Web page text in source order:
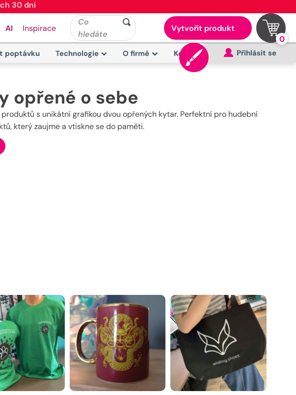
30 dní
AI Inspirace
Co
hledáte
Vytvořit produkt
0
poptávku Technologie O firmě Kontakt Přihlásit se
opřené o sebe
s unikátní grafikou dvou opřených kytar. Perfektní pro hudební
který zaujme a vtiskne se do paměti.